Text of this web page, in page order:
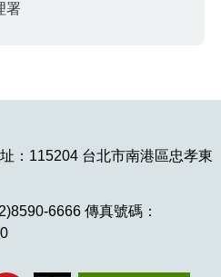
署
：115204 台北市南港區忠孝東
6666 傳真號碼：